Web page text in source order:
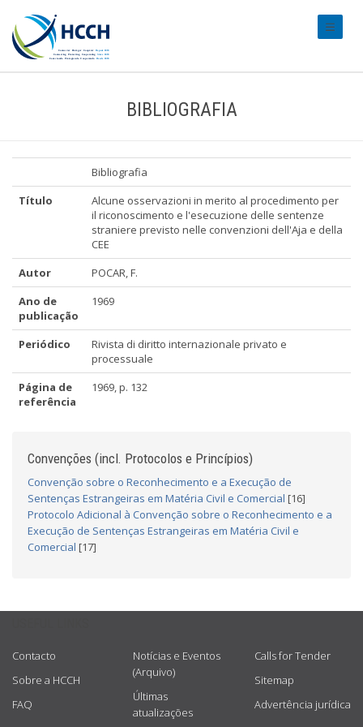
BIBLIOGRAFIA
Bibliografia
Título
Alcune osservazioni in merito al procedimento per
il riconoscimento e l'esecuzione delle sentenze
straniere previsto nelle convenzioni dell'Aja e della
CEE
Autor
POCAR, F.
Ano de
publicação
1969
Periódico
Rivista di diritto internazionale privato e
processuale
Página de
referência
1969, p. 132
Convenções (incl. Protocolos e Princípios)
Convenção sobre o Reconhecimento e a Execução de
Sentenças Estrangeiras em Matéria Civil e Comercial [16]
Protocolo Adicional à Convenção sobre o Reconhecimento e a
Execução de Sentenças Estrangeiras em Matéria Civil e
Comercial [17]
Contacto
Sobre a HCCH
FAQ
Notícias e Eventos
(Arquivo)
Últimas
atualizações
Calls for Tender
Sitemap
Advertência jurídica